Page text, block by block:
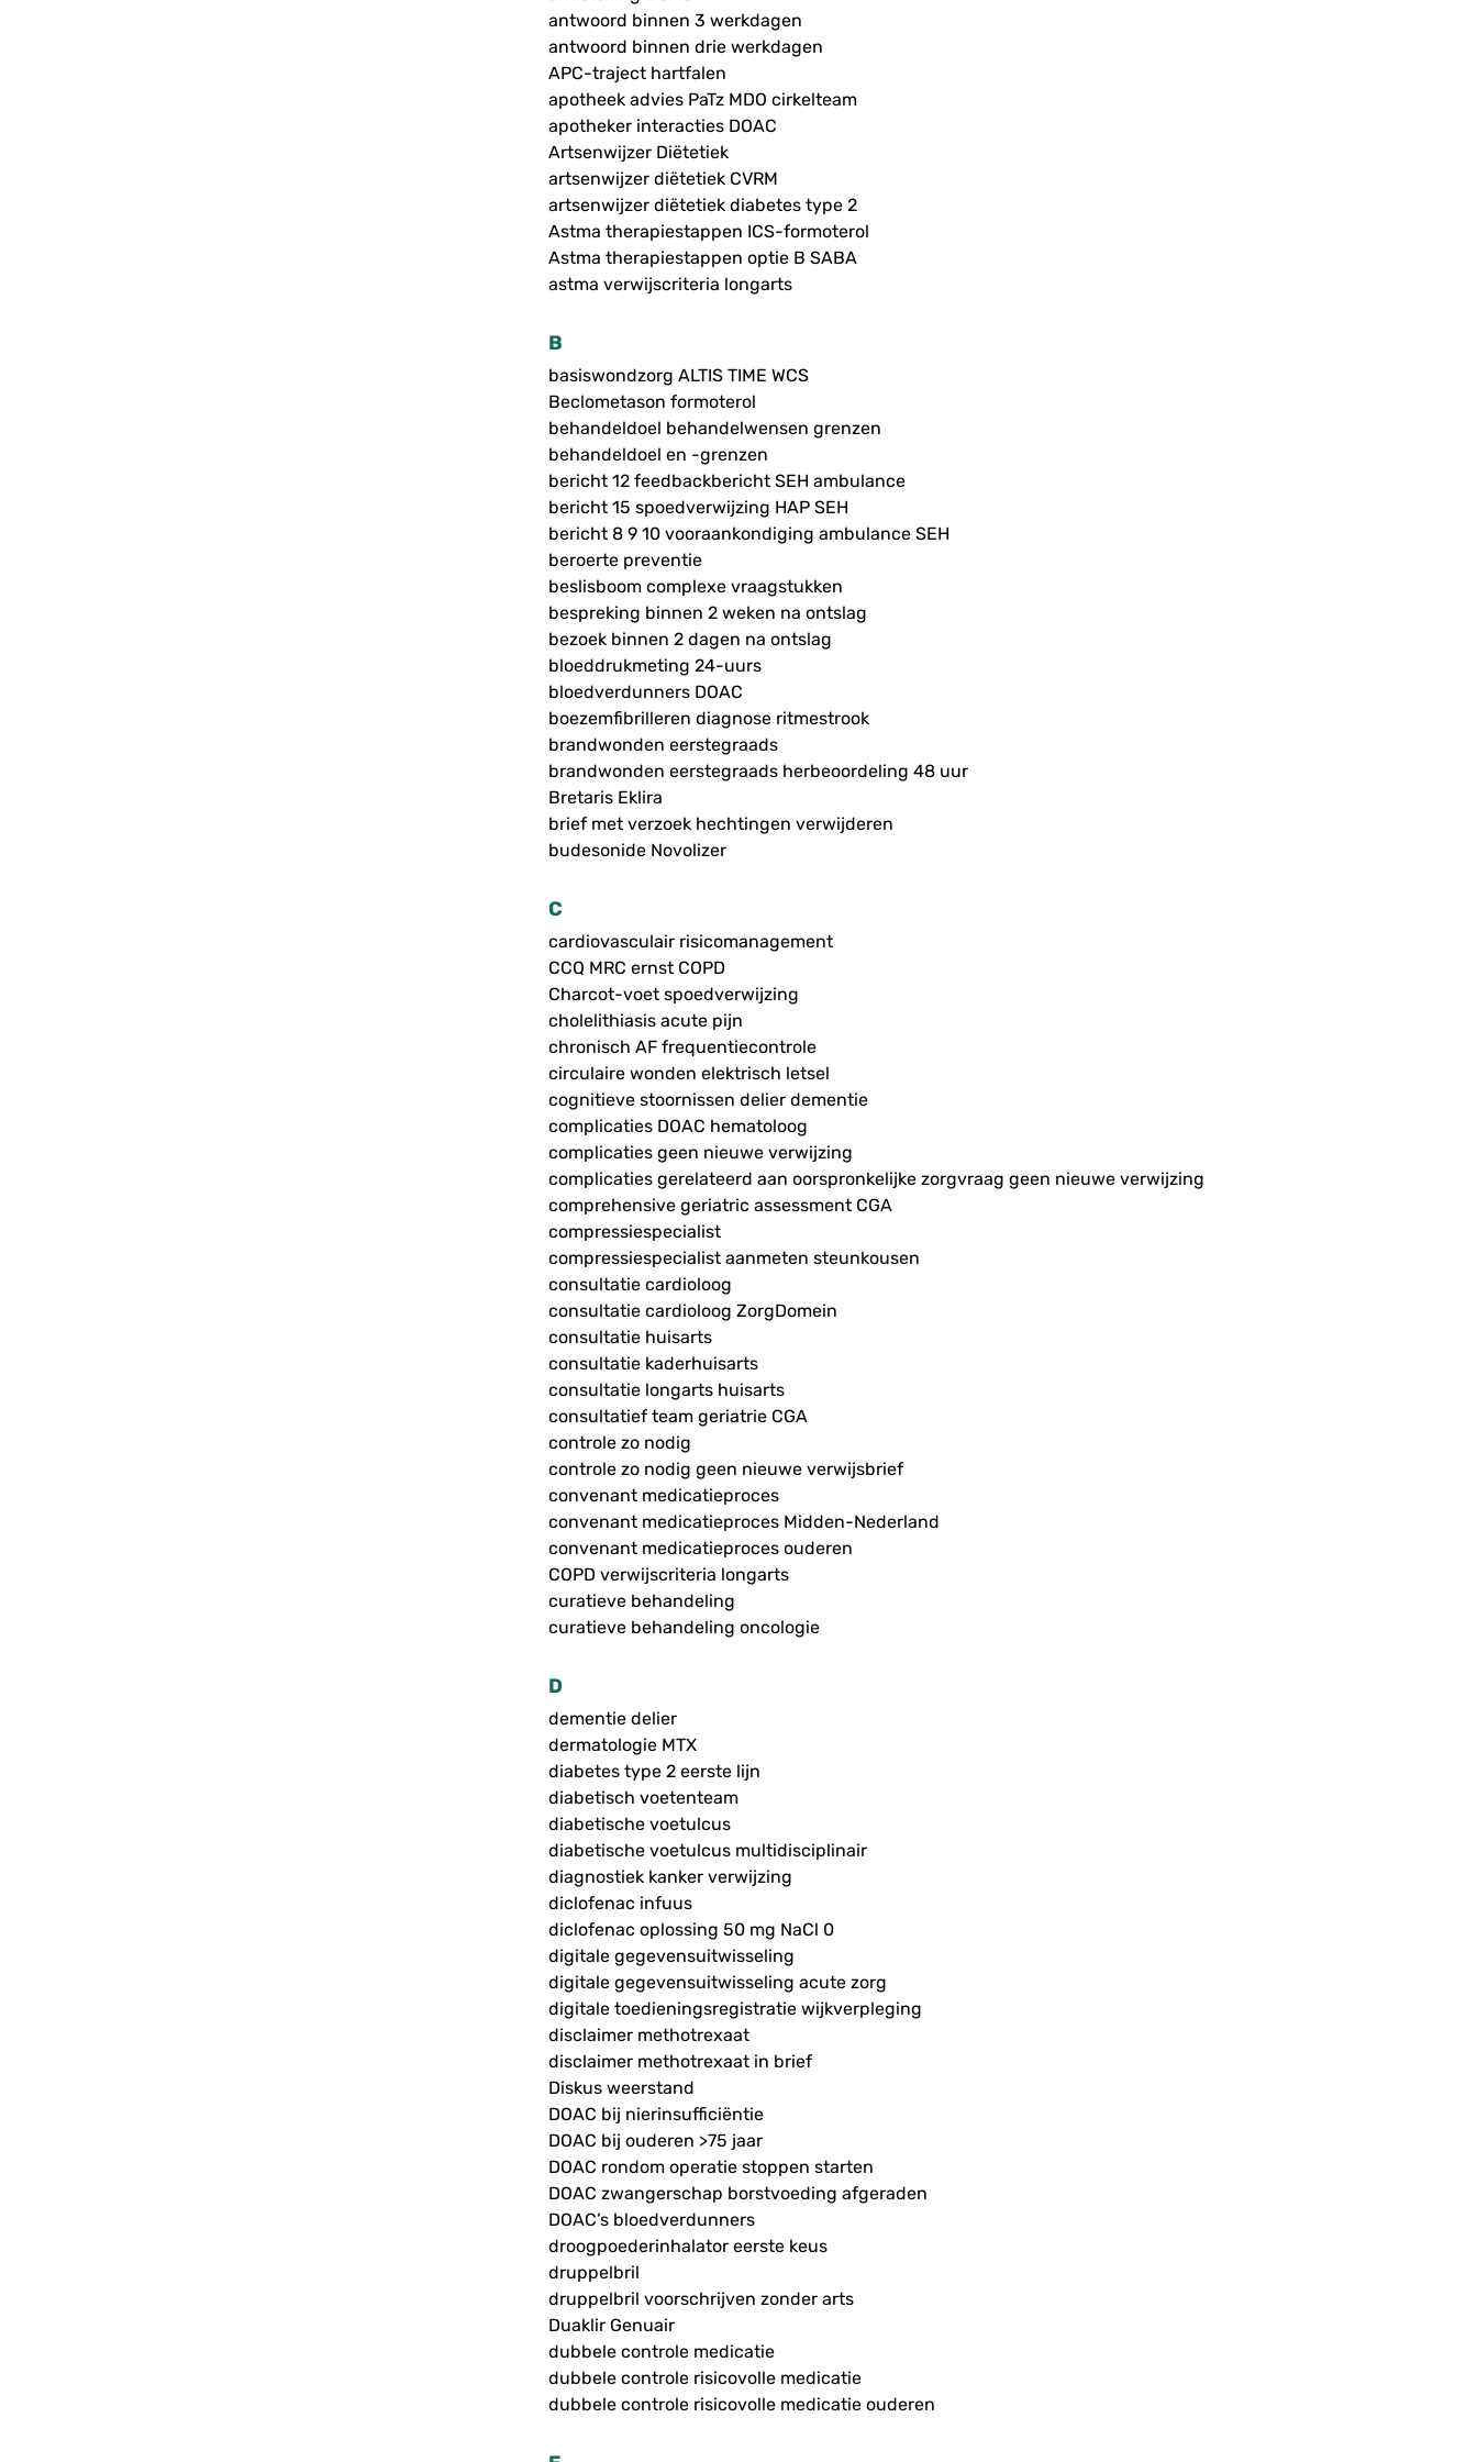
antwoord binnen 3 werkdagen
antwoord binnen drie werkdagen
APC-traject hartfalen
apotheek advies PaTz MDO cirkelteam
apotheker interacties DOAC
Artsenwijzer Diëtetiek
artsenwijzer diëtetiek CVRM
artsenwijzer diëtetiek diabetes type 2
Astma therapiestappen ICS-formoterol
Astma therapiestappen optie B SABA
astma verwijscriteria longarts
B
basiswondzorg ALTIS TIME WCS
Beclometason formoterol
behandeldoel behandelwensen grenzen
behandeldoel en -grenzen
bericht 12 feedbackbericht SEH ambulance
bericht 15 spoedverwijzing HAP SEH
bericht 8 9 10 vooraankondiging ambulance SEH
beroerte preventie
beslisboom complexe vraagstukken
bespreking binnen 2 weken na ontslag
bezoek binnen 2 dagen na ontslag
bloeddrukmeting 24-uurs
bloedverdunners DOAC
boezemfibrilleren diagnose ritmestrook
brandwonden eerstegraads
brandwonden eerstegraads herbeoordeling 48 uur
Bretaris Eklira
brief met verzoek hechtingen verwijderen
budesonide Novolizer
C
cardiovasculair risicomanagement
CCQ MRC ernst COPD
Charcot-voet spoedverwijzing
cholelithiasis acute pijn
chronisch AF frequentiecontrole
circulaire wonden elektrisch letsel
cognitieve stoornissen delier dementie
complicaties DOAC hematoloog
complicaties geen nieuwe verwijzing
complicaties gerelateerd aan oorspronkelijke zorgvraag geen nieuwe verwijzing
comprehensive geriatric assessment CGA
compressiespecialist
compressiespecialist aanmeten steunkousen
consultatie cardioloog
consultatie cardioloog ZorgDomein
consultatie huisarts
consultatie kaderhuisarts
consultatie longarts huisarts
consultatief team geriatrie CGA
controle zo nodig
controle zo nodig geen nieuwe verwijsbrief
convenant medicatieproces
convenant medicatieproces Midden-Nederland
convenant medicatieproces ouderen
COPD verwijscriteria longarts
curatieve behandeling
curatieve behandeling oncologie
D
dementie delier
dermatologie MTX
diabetes type 2 eerste lijn
diabetisch voetenteam
diabetische voetulcus
diabetische voetulcus multidisciplinair
diagnostiek kanker verwijzing
diclofenac infuus
diclofenac oplossing 50 mg NaCl 0
digitale gegevensuitwisseling
digitale gegevensuitwisseling acute zorg
digitale toedieningsregistratie wijkverpleging
disclaimer methotrexaat
disclaimer methotrexaat in brief
Diskus weerstand
DOAC bij nierinsufficiëntie
DOAC bij ouderen >75 jaar
DOAC rondom operatie stoppen starten
DOAC zwangerschap borstvoeding afgeraden
DOAC’s bloedverdunners
droogpoederinhalator eerste keus
druppelbril
druppelbril voorschrijven zonder arts
Duaklir Genuair
dubbele controle medicatie
dubbele controle risicovolle medicatie
dubbele controle risicovolle medicatie ouderen